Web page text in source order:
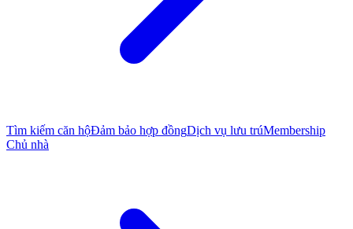
Tìm kiếm căn hộĐảm bảo hợp đồngDịch vụ lưu trúMembership
Chủ nhà